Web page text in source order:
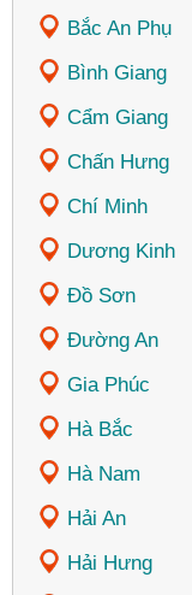
Bắc An Phụ
Bình Giang
Cẩm Giang
Chấn Hưng
Chí Minh
Dương Kinh
Đồ Sơn
Đường An
Gia Phúc
Hà Bắc
Hà Nam
Hải An
Hải Hưng